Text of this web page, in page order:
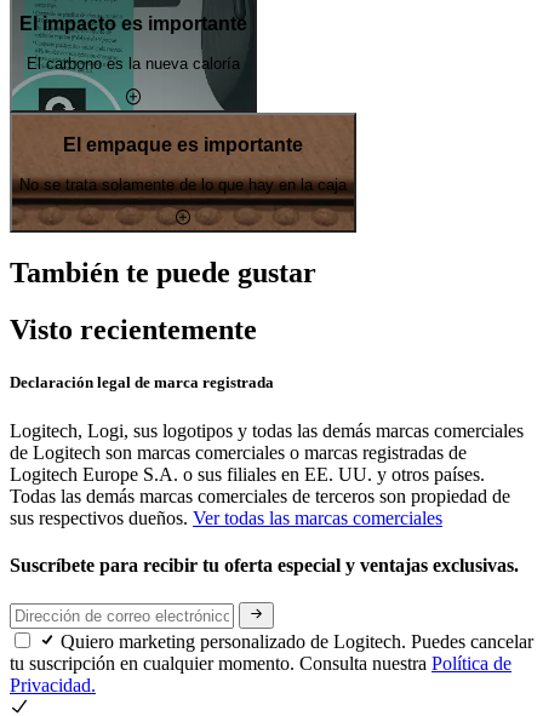
El impacto es importante
El carbono es la nueva caloría
El empaque es importante
No se trata solamente de lo que hay en la caja
También te puede gustar
Visto recientemente
Declaración legal de marca registrada
Logitech, Logi, sus logotipos y todas las demás marcas comerciales
de Logitech son marcas comerciales o marcas registradas de
Logitech Europe S.A. o sus filiales en EE. UU. y otros países.
Todas las demás marcas comerciales de terceros son propiedad de
sus respectivos dueños. Ver todas las marcas comerciales
Suscríbete para recibir tu oferta especial y ventajas exclusivas.
Quiero marketing personalizado de Logitech. Puedes cancelar
tu suscripción en cualquier momento. Consulta nuestra Política de
Privacidad.